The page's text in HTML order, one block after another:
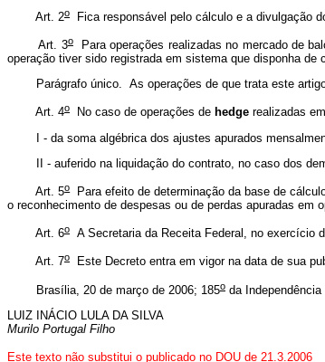
Art. 2o Fica responsável pelo cálculo e a divulgação
Art. 3oPara operações realizadas no mercado de
operação tiver sido registrada em sistema que disponha
Parágrafo único. As operações de que trata este artigo
Art. 4o No caso de operações de hedge realizadas
I - da soma algébrica dos ajustes apurados
II - auferido na liquidação do contrato, no caso dos
Art. 5oPara efeito de determinação da base de
o reconhecimento de despesas ou de perdas apuradas em
Art. 6o A Secretaria da Receita Federal, no exercício
Art. 7o Este Decreto entra em vigor na data de sua
Brasília, 20 de março de 2006; 185o da Independência
LUIZ INÁCIO LULA DA SILVA
Murilo Portugal Filho
Este texto não substitui o publicado no DOU de 21.3.2006